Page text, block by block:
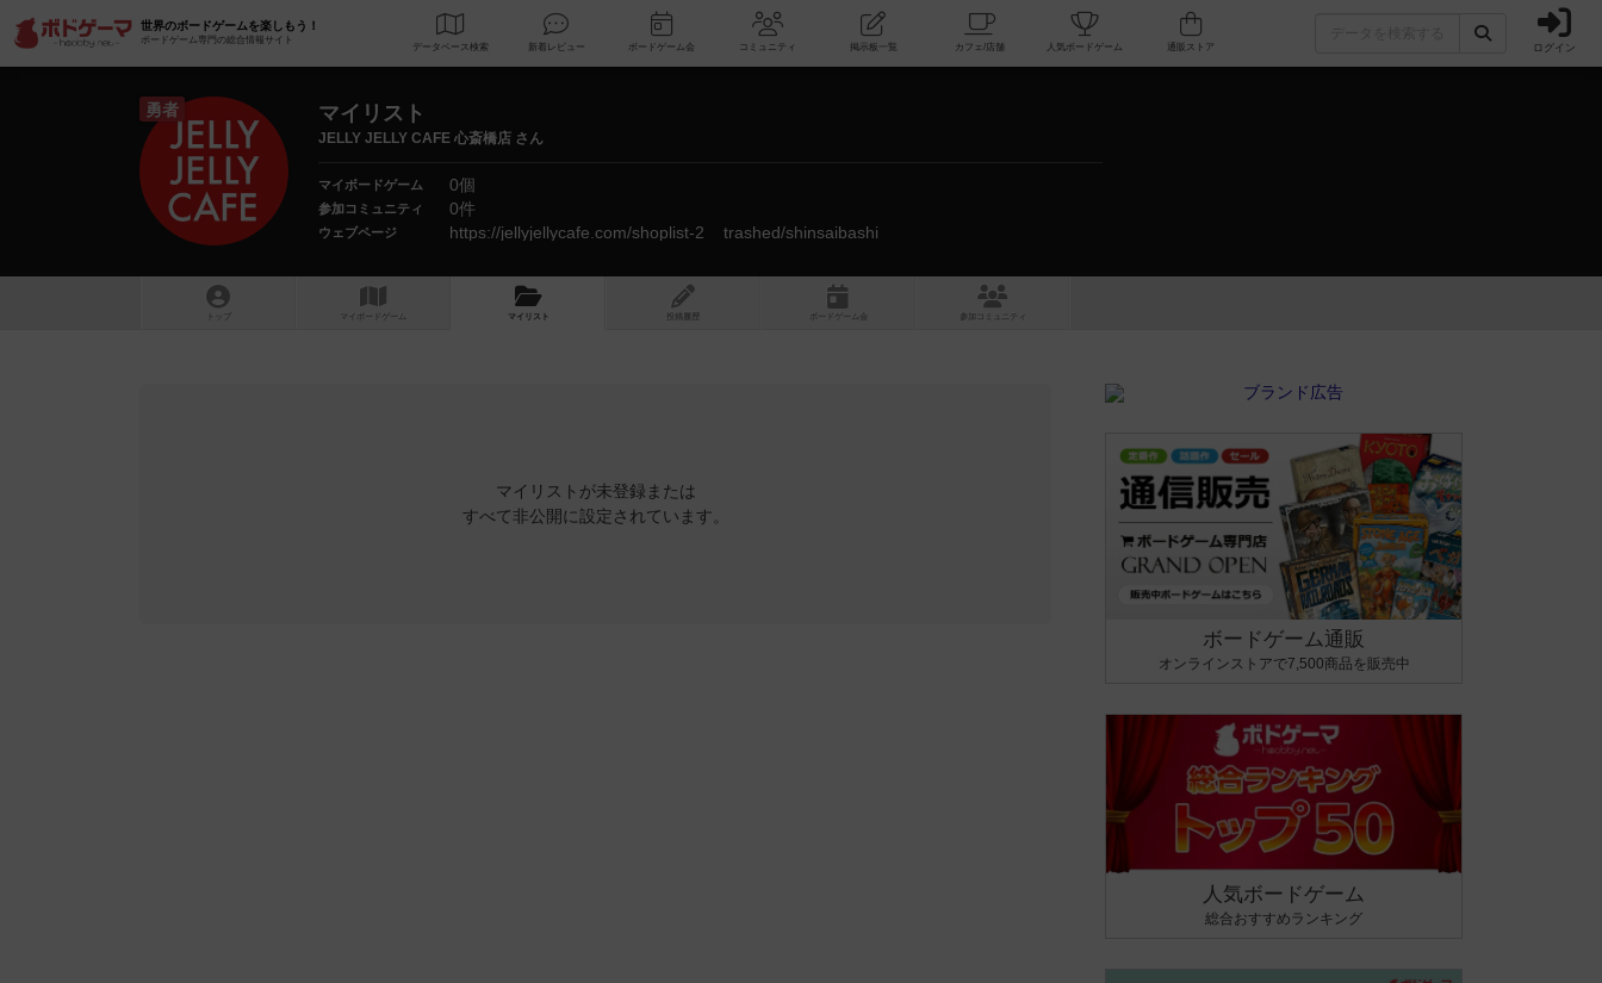
世界のボードゲームを楽しもう！
ボードゲーム専門の総合情報サイト
データベース 検索 新着レビュー ボードゲーム会 コミュニティ 掲示板一覧 カフェ/店舗 人気ボードゲーム ログイン
勇者 マイリスト
JELLY JELLY CAFE 心斎橋店 さん
マイボードゲーム 0個
参加コミュニティ 0件
ウェブページ https://jellyjellycafe.com/shoplist-2__trashed/shinsaibashi
トップ マイボードゲーム マイリスト 投稿履歴 ボ ドゲ ーム コミュニティ
マイリストが未登録または
すべて非公開に設定されています。
ボードゲーム通販
オンラインストアで7,500商品を販売中
人気ボードゲーム
総合おすすめランキング